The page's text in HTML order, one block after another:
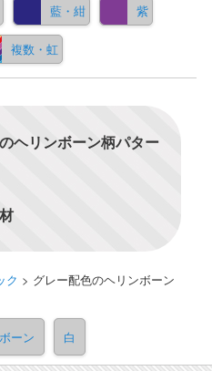
藍・紺 紫
複数・虹
ヘリンボーン柄パター
ク > グレー配色のヘリンボーン
ーン 白